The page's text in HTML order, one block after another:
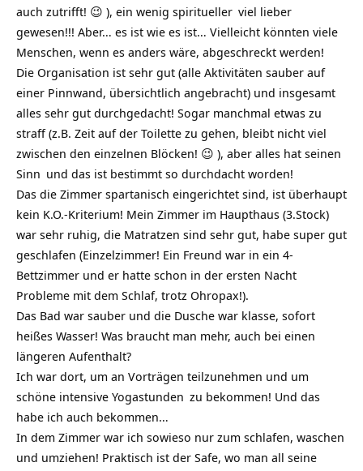
auch zutrifft! 😉 ), ein wenig spiritueller viel lieber
gewesen!!! Aber… es ist wie es ist… Vielleicht könnten viele
Menschen, wenn es anders wäre, abgeschreckt werden!
Die Organisation ist sehr gut (alle Aktivitäten sauber auf
einer Pinnwand, übersichtlich angebracht) und insgesamt
alles sehr gut durchgedacht! Sogar manchmal etwas zu
straff (z.B. Zeit auf der Toilette zu gehen, bleibt nicht viel
zwischen den einzelnen Blöcken! 😉 ), aber alles hat seinen
Sinn und das ist bestimmt so durchdacht worden!
Das die Zimmer spartanisch eingerichtet sind, ist überhaupt
kein K.O.-Kriterium! Mein Zimmer im Haupthaus (3.Stock)
war sehr ruhig, die Matratzen sind sehr gut, habe super gut
geschlafen (Einzelzimmer! Ein Freund war in ein 4-
Bettzimmer und er hatte schon in der ersten Nacht
Probleme mit dem Schlaf, trotz Ohropax!).
Das Bad war sauber und die Dusche war klasse, sofort
heißes Wasser! Was braucht man mehr, auch bei einen
längeren Aufenthalt?
Ich war dort, um an Vorträgen teilzunehmen und um
schöne intensive Yogastunden zu bekommen! Und das
habe ich auch bekommen…
In dem Zimmer war ich sowieso nur zum schlafen, waschen
und umziehen! Praktisch ist der Safe, wo man all seine